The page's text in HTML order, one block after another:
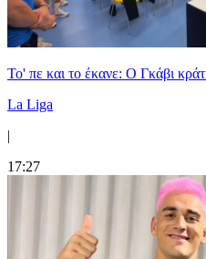
Το' πε και το έκανε: Ο Γκάβι
La Liga
|
17:27